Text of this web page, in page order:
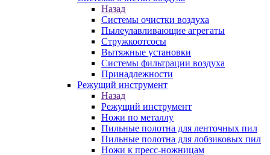
Назад
Системы очистки воздуха
Пылеулавливающие агрегаты
Стружкоотсосы
Вытяжные установки
Системы фильтрации воздуха
Принадлежности
Режущий инструмент
Назад
Режущий инструмент
Ножи по металлу
Пильные полотна для ленточных пил
Пильные полотна для лобзиковых пил
Ножи к пресс-ножницам